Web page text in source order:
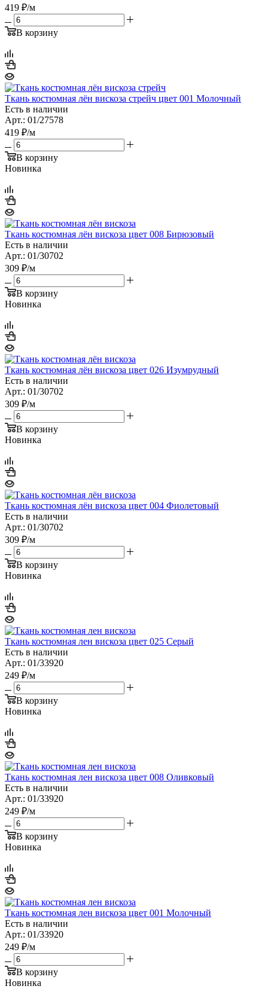
419 ₽/м
В корзину
Ткань костюмная лён вискоза стрейч цвет 001 Молочный
Есть в наличии
Арт.: 01/27578
419 ₽/м
В корзину
Новинка
Ткань костюмная лён вискоза цвет 008 Бирюзовый
Есть в наличии
Арт.: 01/30702
309 ₽/м
В корзину
Новинка
Ткань костюмная лён вискоза цвет 026 Изумрудный
Есть в наличии
Арт.: 01/30702
309 ₽/м
В корзину
Новинка
Ткань костюмная лён вискоза цвет 004 Фиолетовый
Есть в наличии
Арт.: 01/30702
309 ₽/м
В корзину
Новинка
Ткань костюмная лен вискоза цвет 025 Серый
Есть в наличии
Арт.: 01/33920
249 ₽/м
В корзину
Новинка
Ткань костюмная лен вискоза цвет 008 Оливковый
Есть в наличии
Арт.: 01/33920
249 ₽/м
В корзину
Новинка
Ткань костюмная лен вискоза цвет 001 Молочный
Есть в наличии
Арт.: 01/33920
249 ₽/м
В корзину
Новинка